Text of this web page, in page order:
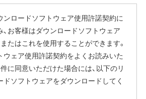
ンロードソフトウェア使用許諾契約に
お客様はダウンロードソフトウェア
たはこれを使用することができます。
ウェア使用許諾契約をよくお読みいた
に同意いただけた場合には、以下のリ
ドソフトウェアをダウンロードしてく